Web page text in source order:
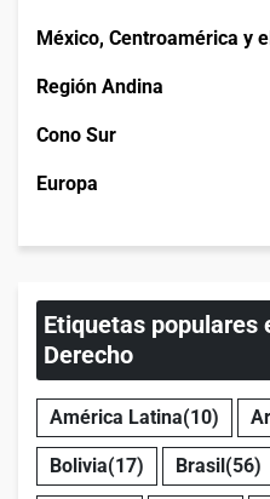
México, Centroamérica y
Región Andina
Cono Sur
Europa
Etiquetas populares
Derecho
América Latina(10)
Bolivia(17) Brasil(56)